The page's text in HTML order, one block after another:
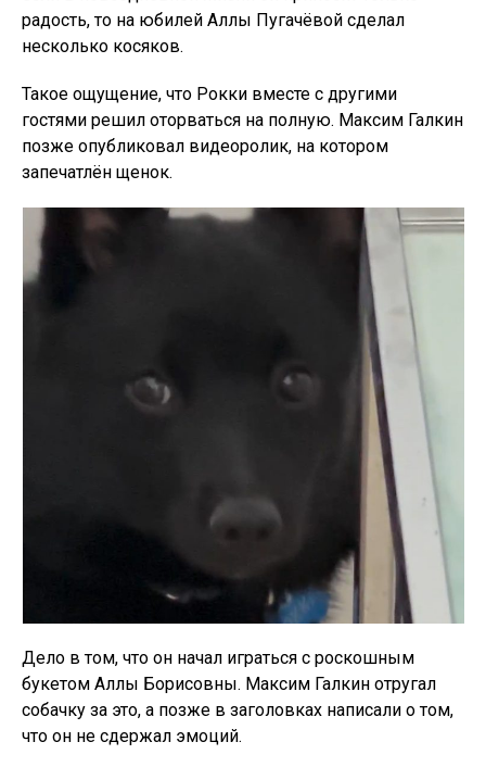
радость, то на юбилей Аллы Пугачёвой сделал
несколько косяков.
Такое ощущение, что Рокки вместе с другими
гостями решил оторваться на полную. Максим Галкин
позже опубликовал видеоролик, на котором
запечатлён щенок.
Дело в том, что он начал играться с роскошным
букетом Аллы Борисовны. Максим Галкин отругал
собачку за это, а позже в заголовках написали о том,
что он не сдержал эмоций.